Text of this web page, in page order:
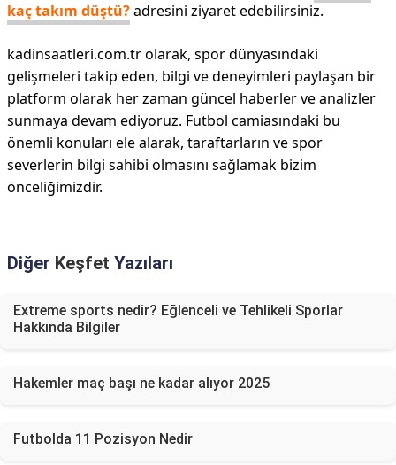
kaç takım düştü?adresini ziyaret edebilirsiniz.
kadinsaatleri.com.tr olarak, spor dünyasındaki
gelişmeleri takip eden, bilgi ve deneyimleri paylaşan bir
platform olarak her zaman güncel haberler ve analizler
sunmaya devam ediyoruz. Futbol camiasındaki bu
önemli konuları ele alarak, taraftarların ve spor
severlerin bilgi sahibi olmasını sağlamak bizim
önceliğimizdir.
Diğer Keşfet Yazıları
Extreme sports nedir? Eğlenceli ve Tehlikeli Sporlar
Hakkında Bilgiler
Hakemler maç başı ne kadar alıyor 2025
Futbolda 11 Pozisyon Nedir